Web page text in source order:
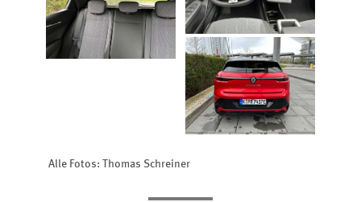
Alle Fotos: Thomas Schreiner